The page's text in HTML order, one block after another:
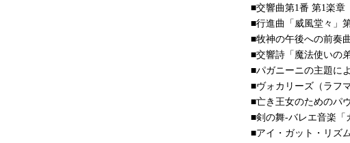
■交響曲第1番 第1楽章
■行進曲「威風堂々」
■牧神の午後への前奏
■交響詩「魔法使いの
■パガニーニの主題に
■ヴォカリーズ（ラフ
■亡き王女のためのパ
■剣の舞-バレエ音楽「
■アイ・ガット・リズ